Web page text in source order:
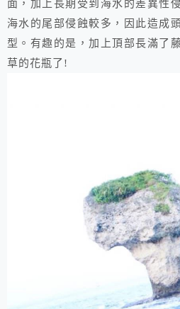
面，加上長期受到海水的差異性
海水的尾部侵蝕較多，因此造成
型。有趣的是，加上頂部長滿了
草的花瓶了!